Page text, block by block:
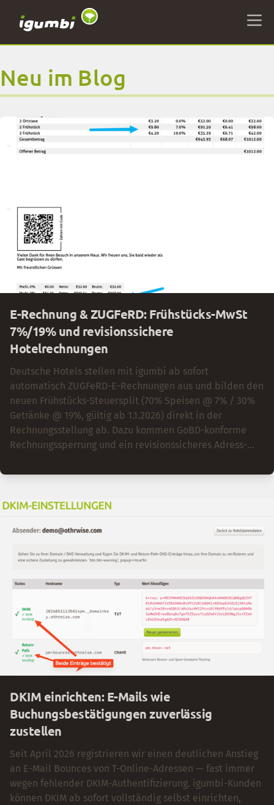
Neu im Blog
E-Rechnung & ZUGFeRD: Frühstücks-MwSt
7%/19% und revisionssichere
Hotelrechnungen
Deutsche Hotels stellen mit igumbi ab sofort
automatisch ZUGFeRD-E-Rechnungen aus und bilden den
neuen Frühstücks-Steuersplit (70% Speisen @ 7% / 30%
Getränke @ 19%, gültig ab 1.1.2026) direkt in der
Rechnungsstellung ab. Dazu kommen GoBD-konforme
Rechnungssperrung und ein revisionssicheres Adress-
DKIM einrichten: E-Mails wie
Buchungsbestätigungen zuverlässig
zustellen
Seit April 2026 registrieren wir einen deutlichen Anstieg
an E-Mail Bounces von T-Online-Adressen — fast immer
wegen fehlender DKIM-Authentifizierung. igumbi-Kunden
können DKIM ab sofort vollständig selbst einrichten,